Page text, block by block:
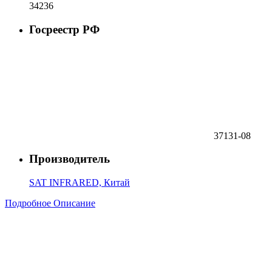
34236
Госреестр РФ
37131-08
Производитель
SAT INFRARED, Китай
Подробное Описание